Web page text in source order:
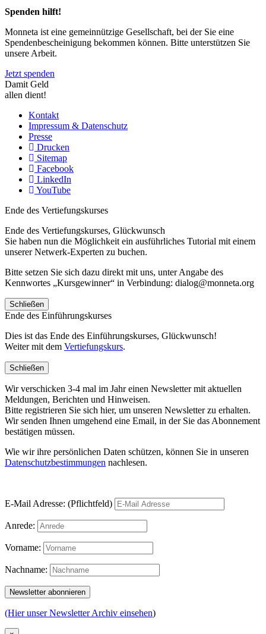
Spenden hilft!
Monneta ist eine gemeinnützige Gesellschaft, bei der Sie eine
Spendenbescheinigung bekommen können. Bitte unterstützen Sie
unsere Arbeit.
Jetzt spenden
Damit Geld
allen dient!
Kontakt
Impressum & Datenschutz
Presse
Drucken
Sitemap
Facebook
LinkedIn
YouTube
Ende des Vertiefungskurses
Ende des Vertiefungskurses, Glückwunsch
Sie haben nun die Möglichkeit ein ausführliches Tutorial mit einem
unserer Netwerk-Experten zu buchen.
Bitte setzen Sie sich dazu direkt mit uns, unter Angabe des
Kennwortes „Kursgewinner“ in Verbindung: dialog@monneta.org
Schließen
Ende des Einführungskurses
Dies ist das Ende des Einführungskurses, Glückwunsch!
Weiter mit dem Vertiefungskurs.
Schließen
Wir verschicken 3-4 mal im Jahr einen Newsletter mit aktuellen
Meldungen, Berichten und Hinweisen.
Bitte registrieren Sie sich hier, um unseren Newsletter zu erhalten.
Wir senden Ihnen umgehend eine Email, in der Sie das Abonnement
bestätigen müssen.
Wie wir ihre persönlichen Daten schützen, können Sie in unseren
Datenschutzbestimmungen nachlesen.
E-Mail Adresse: (Pflichtfeld)
Anrede:
Vorname:
Nachname:
(Hier unser Newsletter Archiv einsehen)